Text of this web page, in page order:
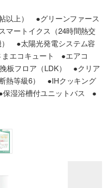
以上） ●グリーンファース
ートイクス（24時間熱交
） ●太陽光発電システム容
エコキュート ●エアコ
板フロア（LDK） ●クリア
熱等級6） ●IHクッキング
湿浴槽付ユニットバス ●